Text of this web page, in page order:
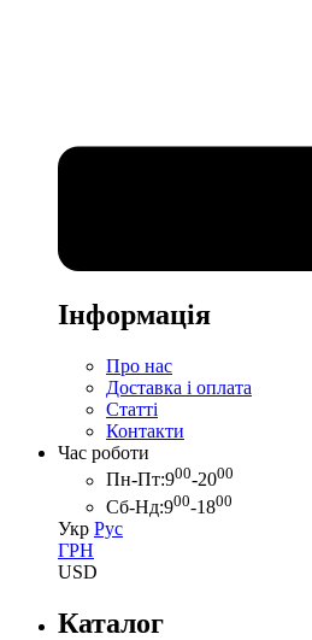
Інформація
Про нас
Доставка і оплата
Статті
Контакти
Час роботи
Пн-Пт:900-2000
Сб-Нд:900-1800
Укр Рус
ГРН
USD
Каталог